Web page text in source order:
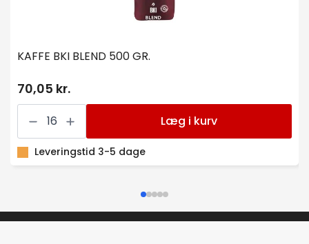
KAFFE BKI BLEND 500 GR.
70,05 kr.
KAFFE
BKI
500
antal
Læg i kurv
Leveringstid 3-5 dage